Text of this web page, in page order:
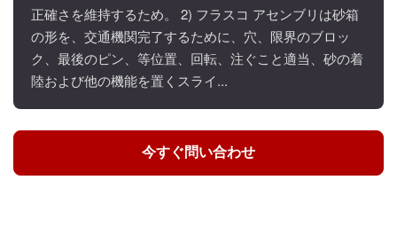
正確さを維持するため。 2) フラスコ アセンブリは砂箱
の形を、交通機関完了するために、穴、限界のブロッ
ク、最後のピン、等位置、回転、注ぐこと適当、砂の着
陸および他の機能を置くスライ...
今すぐ問い合わせ